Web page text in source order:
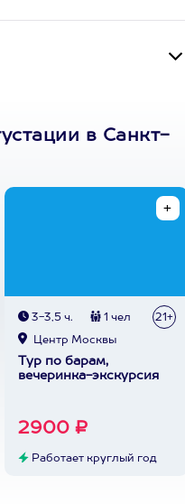
в Санкт-
3-3,5 ч. 1 чел 21+
Центр Москвы
Тур по барам,
вечеринка-экскурсия
2900 ₽
Работает круглый год